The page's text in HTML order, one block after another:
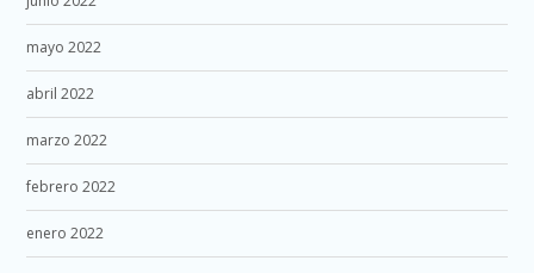
mayo 2022
abril 2022
marzo 2022
febrero 2022
enero 2022